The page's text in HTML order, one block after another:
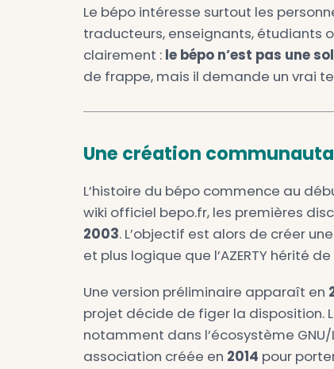
orthogonal. Ce qui
symboles.
Son nom vient des
proche de la disposition
doigts les plus
deux mains.
Le bépo intéresse surtout
traducteurs, enseignants,
clairement :le bépo n’est
de frappe, mais il